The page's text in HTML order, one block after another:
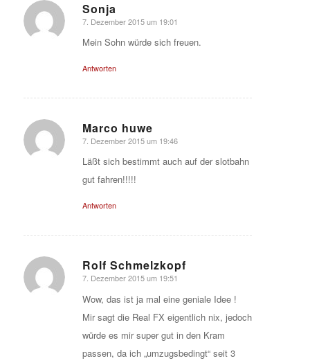
Sonja
sagte:
7. Dezember 2015 um 19:01
Mein Sohn würde sich freuen.
Antworten
Marco huwe
sagte:
7. Dezember 2015 um 19:46
Läßt sich bestimmt auch auf der slotbahn
gut fahren!!!!!
Antworten
Rolf Schmelzkopf
sagte:
7. Dezember 2015 um 19:51
Wow, das ist ja mal eine geniale Idee !
Mir sagt die Real FX eigentlich nix, jedoch
würde es mir super gut in den Kram
passen, da ich „umzugsbedingt“ seit 3